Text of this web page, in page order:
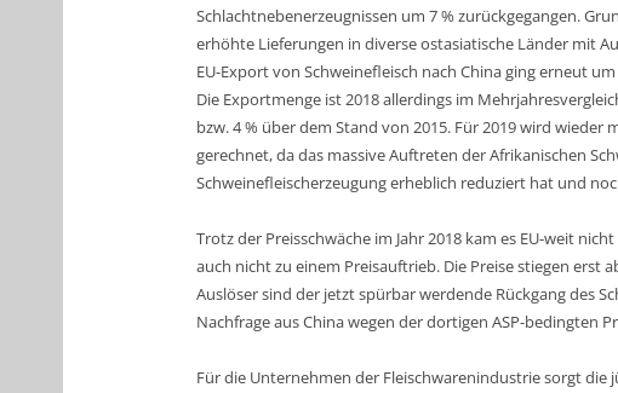
Schlachtnebenerzeugnissen um 7 % zurückgegangen.
erhöhte Lieferungen in diverse ostasiatische Länder mit
EU-Export von Schweinefleisch nach China ging erneut
Die Exportmenge ist 2018 allerdings im
bzw. 4 % über dem Stand von 2015. Für 2019 wird
gerechnet, da das massive Auftreten der Afrikanischen
Schweinefleischerzeugung erheblich reduziert hat und
Trotz der Preisschwäche im Jahr 2018 kam es EU-weit
auch nicht zu einem Preisauftrieb. Die Preise stiegen
Auslöser sind der jetzt spürbar werdende Rückgang des
Nachfrage aus China wegen der dortigen ASP-bedingten
Für die Unternehmen der Fleischwarenindustriesorgt die